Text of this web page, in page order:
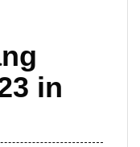
in